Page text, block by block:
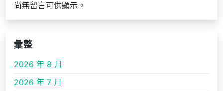
尚無留言可供顯示。
彙整
2026 年 8 月
2026 年 7 月